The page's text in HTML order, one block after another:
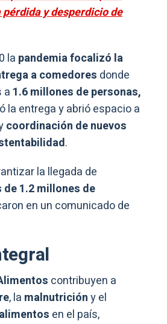
y desperdicio de
la pandemia focalizó la
a comedores donde
a 1.6 millones de personas,
la entrega y abrió espacio a
coordinación de nuevos
.
la llegada de
de 1.2 millones de
en un comunicado de
contribuyen a
, la malnutricióny el
en el país,